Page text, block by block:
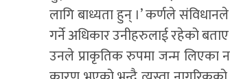
लागि बाध्यता हुन् ।’ कर्णले
गर्ने अधिकार उनीहरुलाई रहेको बताए
उनले प्राकृतिक रुपमा जन्म लिएका